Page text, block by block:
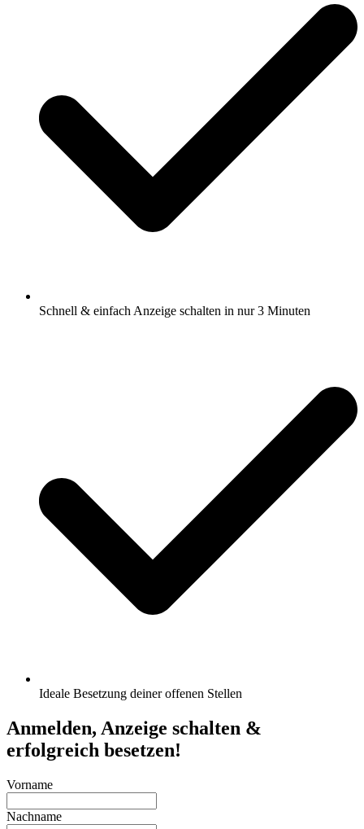
Schnell & einfach Anzeige schalten in nur 3 Minuten
Ideale Besetzung deiner offenen Stellen
Anmelden, Anzeige schalten &
erfolgreich besetzen!
Vorname
Nachname